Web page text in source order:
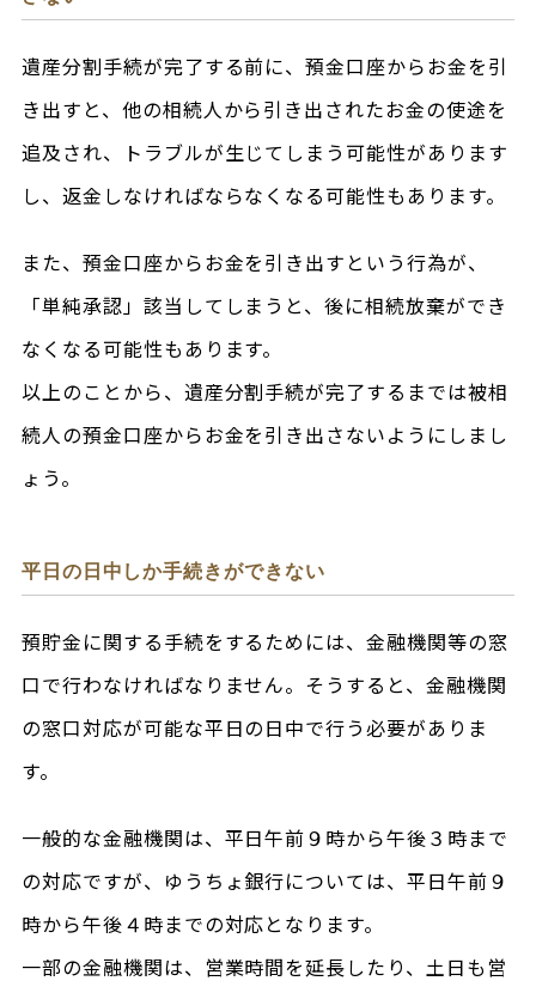
遺産分割手続が完了する前に、預金口座からお金を引
き出すと、他の相続人から引き出されたお金の使途を
追及され、トラブルが生じてしまう可能性があります
し、返金しなければならなくなる可能性もあります。
また、預金口座からお金を引き出すという行為が、
「単純承認」該当してしまうと、後に相続放棄ができ
なくなる可能性もあります。
以上のことから、遺産分割手続が完了するまでは被相
続人の預金口座からお金を引き出さないようにしまし
ょう。
平日の日中しか手続きができない
預貯金に関する手続をするためには、金融機関等の窓
口で行わなければなりません。そうすると、金融機関
の窓口対応が可能な平日の日中で行う必要がありま
す。
一般的な金融機関は、平日午前９時から午後３時まで
の対応ですが、ゆうちょ銀行については、平日午前９
時から午後４時までの対応となります。
一部の金融機関は、営業時間を延長したり、土日も営